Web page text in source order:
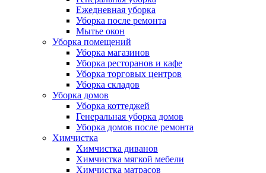
Ежедневная уборка
Уборка после ремонта
Мытье окон
Уборка помещений
Уборка магазинов
Уборка ресторанов и кафе
Уборка торговых центров
Уборка складов
Уборка домов
Уборка коттеджей
Генеральная уборка домов
Уборка домов после ремонта
Химчистка
Химчистка диванов
Химчистка мягкой мебели
Химчистка матрасов